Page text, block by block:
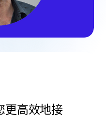
更高效地接